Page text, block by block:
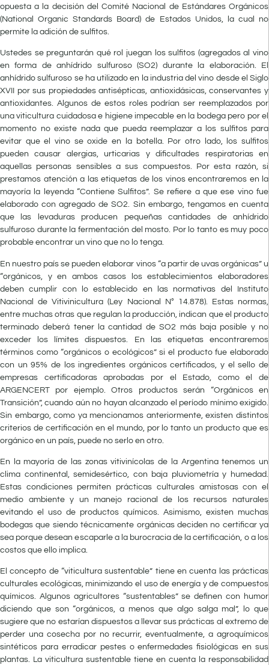
opuesta a la decisión del Comité Nacional de Estándares Orgánicos
(National Organic Standards Board) de Estados Unidos, la cual no
permite la adición de sulfitos.
Ustedes se preguntarán qué rol juegan los sulfitos (agregados al vino
en forma de anhídrido sulfuroso (SO2) durante la elaboración. El
anhídrido sulfuroso se ha utilizado en la industria del vino desde el Siglo
XVII por sus propiedades antisépticas, antioxidásicas, conservantes y
antioxidantes. Algunos de estos roles podrían ser reemplazados por
una viticultura cuidadosa e higiene impecable en la bodega pero por el
momento no existe nada que pueda reemplazar a los sulfitos para
evitar que el vino se oxide en la botella. Por otro lado, los sulfitos
pueden causar alergias, urticarias y dificultades respiratorias en
aquellas personas sensibles a sus compuestos. Por esta razón, si
prestamos atención a las etiquetas de los vinos encontraremos en la
mayoría la leyenda “Contiene Sulfitos”. Se refiere a que ese vino fue
elaborado con agregado de SO2. Sin embargo, tengamos en cuenta
que las levaduras producen pequeñas cantidades de anhídrido
sulfuroso durante la fermentación del mosto. Por lo tanto es muy poco
probable encontrar un vino que no lo tenga.
En nuestro país se pueden elaborar vinos “a partir de uvas orgánicas” u
“orgánicos, y en ambos casos los establecimientos elaboradores
deben cumplir con lo establecido en las normativas del Instituto
Nacional de Vitivinicultura (Ley Nacional N° 14.878). Estas normas,
entre muchas otras que regulan la producción, indican que el producto
terminado deberá tener la cantidad de SO2 más baja posible y no
exceder los límites dispuestos. En las etiquetas encontraremos
términos como “orgánicos o ecológicos” si el producto fue elaborado
con un 95% de los ingredientes orgánicos certificados, y el sello de
empresas certificadoras aprobadas por el Estado, como el de
ARGENCERT por ejemplo. Otros productos serán “Orgánicos en
Transición”, cuando aún no hayan alcanzado el período mínimo exigido.
Sin embargo, como ya mencionamos anteriormente, existen distintos
criterios de certificación en el mundo, por lo tanto un producto que es
orgánico en un país, puede no serlo en otro.
En la mayoría de las zonas vitivinícolas de la Argentina tenemos un
clima continental, semidesértico, con baja pluviometría y humedad.
Estas condiciones permiten prácticas culturales amistosas con el
medio ambiente y un manejo racional de los recursos naturales
evitando el uso de productos químicos. Asimismo, existen muchas
bodegas que siendo técnicamente orgánicas deciden no certificar ya
sea porque desean escaparle a la burocracia de la certificación, o a los
costos que ello implica.
El concepto de “viticultura sustentable” tiene en cuenta las prácticas
culturales ecológicas, minimizando el uso de energía y de compuestos
químicos. Algunos agricultores “sustentables” se definen con humor
diciendo que son “orgánicos, a menos que algo salga mal”, lo que
sugiere que no estarían dispuestos a llevar sus prácticas al extremo de
perder una cosecha por no recurrir, eventualmente, a agroquímicos
sintéticos para erradicar pestes o enfermedades fisiológicas en sus
plantas. La viticultura sustentable tiene en cuenta la responsabilidad